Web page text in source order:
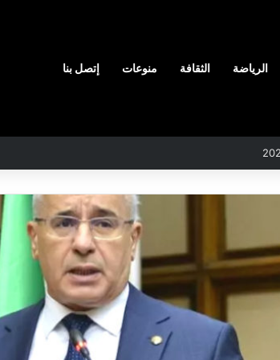
الرياضة الثقافة منوعات إتصل بنا
بلدية
أرزيو
بوهران
تخصص
فرق
لترميم